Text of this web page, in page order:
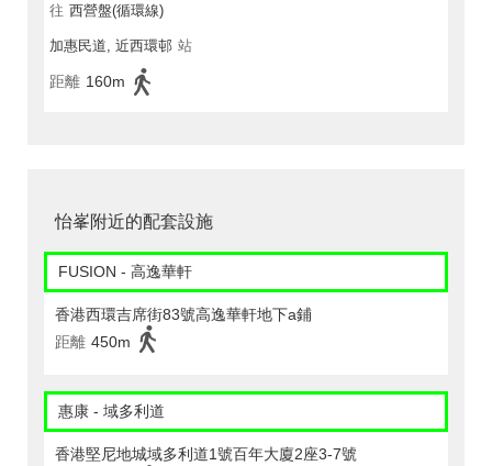
往 西營盤(循環線)
加惠民道, 近西環邨 站
距離 160m
怡峯附近的配套設施
FUSION - 高逸華軒
香港西環吉席街83號高逸華軒地下a鋪
距離 450m
惠康 - 域多利道
香港堅尼地城域多利道1號百年大廈2座3-7號